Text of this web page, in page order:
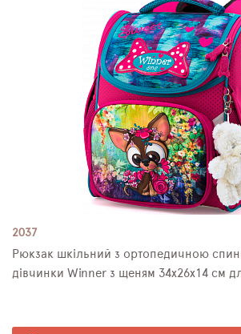
2037
Рюкзак шкільний з ортопедичною
дівчинки Winner з щеням 34х26х14 см